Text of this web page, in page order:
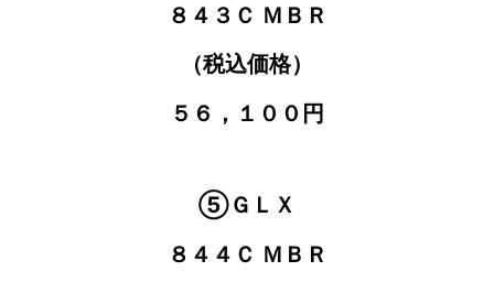
８４３Ｃ ＭＢＲ
（税込価格）
５６，１００円
⑤ＧＬＸ
８４４Ｃ ＭＢＲ